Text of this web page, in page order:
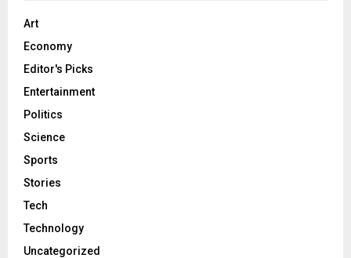
Art
Economy
Editor's Picks
Entertainment
Politics
Science
Sports
Stories
Tech
Technology
Uncategorized